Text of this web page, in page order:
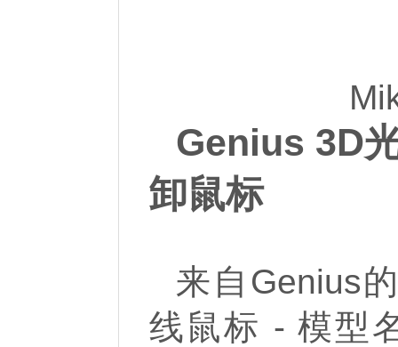
Genius 3D
卸鼠标
来自Genius
线鼠标 - 模型